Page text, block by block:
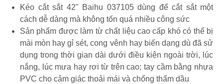
Kéo cắt sắt 42" Baihu 037105 dùng để cắt sắt một
cách dễ dàng mà không tốn quá nhiều công sức
Sản phẩm được làm từ chất liệu cao cấp khó có thể bị
mài mòn hay gỉ sét, cong vênh hay biến dạng dù đã sử
dụng trong thời gian dài dưới điều kiện ngoài trời, lúc
nắng, lúc mưa hay rơi từ trên cao; tay cầm bằng nhựa
PVC cho cảm giác thoải mái và chống thấm dầu